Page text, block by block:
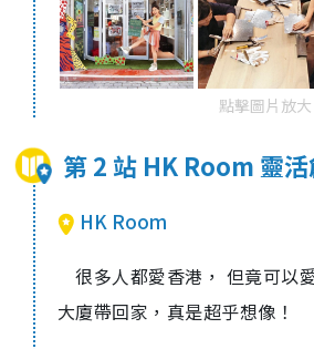
點擊圖片放大
第 2 站 HK Room 靈
HK Room
很多人都愛香港， 但竟可以
大廈帶回家，真是超乎想像！